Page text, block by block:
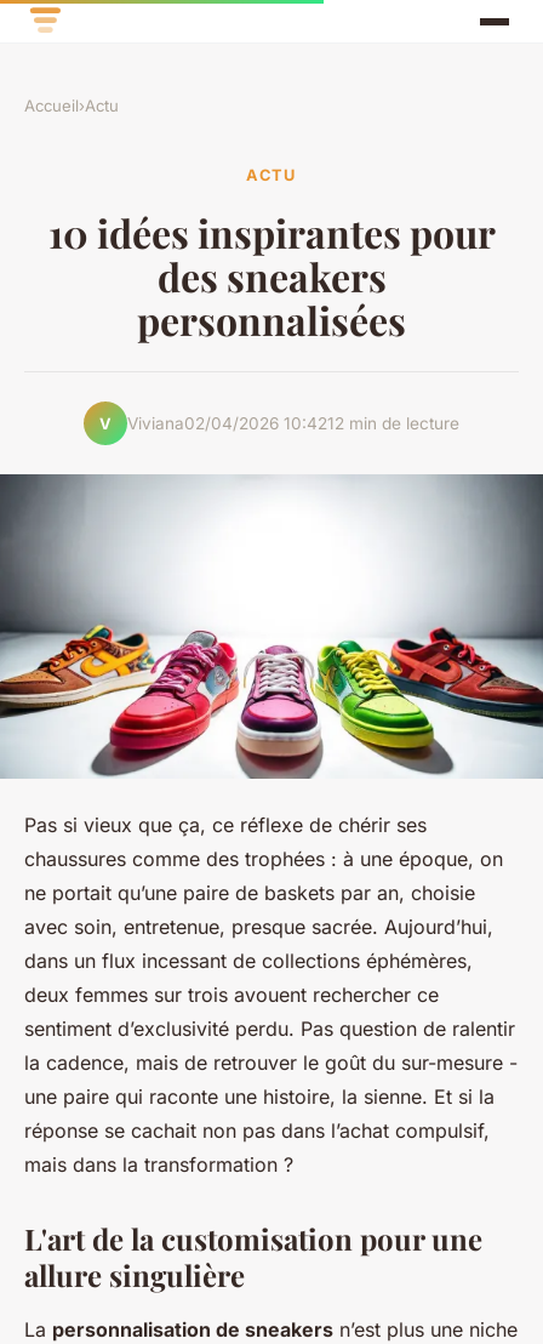
Accueil›Actu
ACTU
10 idées inspirantes pour
des sneakers
personnalisées
V Viviana02/04/2026 10:4212 min de lecture
Pas si vieux que ça, ce réflexe de chérir ses
chaussures comme des trophées : à une époque, on
ne portait qu’une paire de baskets par an, choisie
avec soin, entretenue, presque sacrée. Aujourd’hui,
dans un flux incessant de collections éphémères,
deux femmes sur trois avouent rechercher ce
sentiment d’exclusivité perdu. Pas question de ralentir
la cadence, mais de retrouver le goût du sur-mesure -
une paire qui raconte une histoire, la sienne. Et si la
réponse se cachait non pas dans l’achat compulsif,
mais dans la transformation ?
L'art de la customisation pour une
allure singulière
La personnalisation de sneakers n’est plus une niche